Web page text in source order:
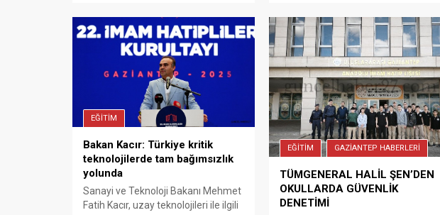
modeli paylaşabiliriz diye
düşünüyorum.
Okulların tatile girmesinin ardından
yaklaşık 40 öğrencinin katılımıyla
hayata geçirilen kamp programı,
Gaziantep İl Müftü Vekili Aziz
Aktan, İl Müftü...
EĞİTİM
Bakan Kacır: Türkiye kritik
teknolojilerde tam bağımsızlık
yolunda
Sanayi ve Teknoloji Bakanı Mehmet
Fatih Kacır, uzay teknolojileri ile ilgili
EĞİTİM GAZİANTEP HABERLERİ
TÜMGENERAL HALİL ŞEN’DEN
OKULLARDA GÜVENLİK
DENETİMİ